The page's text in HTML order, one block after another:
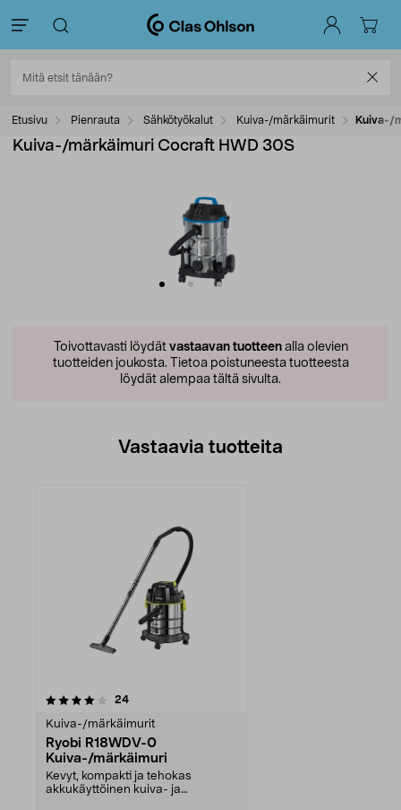
Etusivu Pienrauta Sähkötyökalut Kuiva-/märkäimurit Kuiva-/
Kuiva-/märkäimuri Cocraft HWD 30S
Toivottavasti löydät vastaavan tuotteenalla olevien
tuotteiden joukosta. Tietoa poistuneesta tuotteesta
löydät alempaa tältä sivulta.
Vastaavia tuotteita
24arvostelut
Kuiva-/märkäimurit
Ryobi R18WDV-0
Kuiva-/märkäimuri
Kevyt, kompakti ja tehokas
akkukäyttöinen kuiva- ja